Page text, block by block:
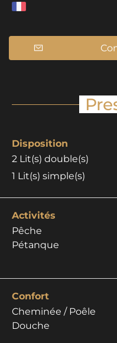
Disposition
2 Lit(s) double(s)
1 Lit(s) simple(s)
Activités
Pêche
Pétanque
Confort
Cheminée / Poêle
Douche